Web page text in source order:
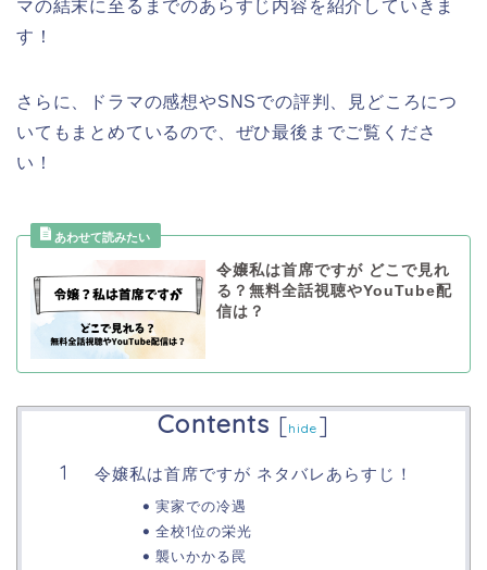
マの結末に至るまでのあらすじ内容を紹介していきま
す！
さらに、ドラマの感想やSNSでの評判、見どころにつ
いてもまとめているので、ぜひ最後までご覧くださ
い！
令嬢私は首席ですが どこで見れ
る？無料全話視聴やYouTube配
信は？
Contents [hide ]
令嬢私は首席ですが ネタバレあらすじ！
実家での冷遇
全校1位の栄光
襲いかかる罠